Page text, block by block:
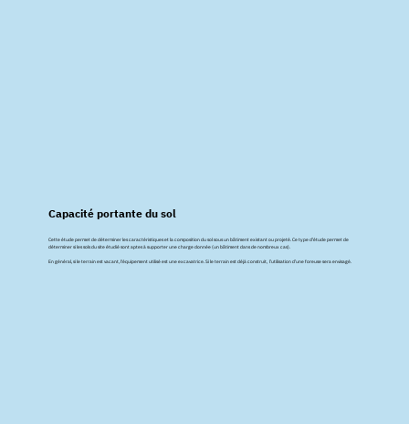
Capacité portante du sol
Cette étude permet de déterminer les caractéristiques et la composition du sol sous un bâtiment existant ou projeté. Ce type d’étude permet de
déterminer si les sols du site étudié sont aptes à supporter une charge donnée (un bâtiment dans de nombreux cas).
En général, si le terrain est vacant, l'équipement utilisé est une excavatrice. Si le terrain est déjà construit, l’utilisation d’une foreuse sera envisagé.